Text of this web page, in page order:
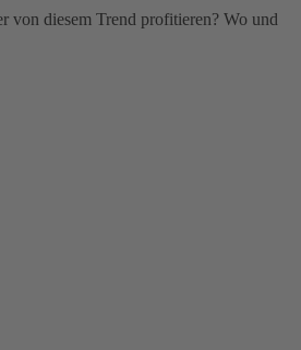
von diesem Trend profitieren? Wo und